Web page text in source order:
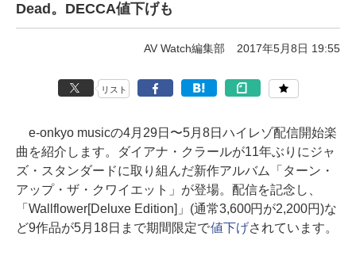
Dead。DECCA値下げも
AV Watch編集部 2017年5月8日 19:55
リスト
e-onkyo musicの4月29日〜5月8日ハイレゾ配信開始楽
曲を紹介します。ダイアナ・クラールが11年ぶりにジャ
ズ・スタンダードに取り組んだ新作アルバム「ターン・
アップ・ザ・クワイエット」が登場。配信を記念し、
「Wallflower[Deluxe Edition]」(通常3,600円が2,200円)な
ど9作品が5月18日まで期間限定で値下げされています。